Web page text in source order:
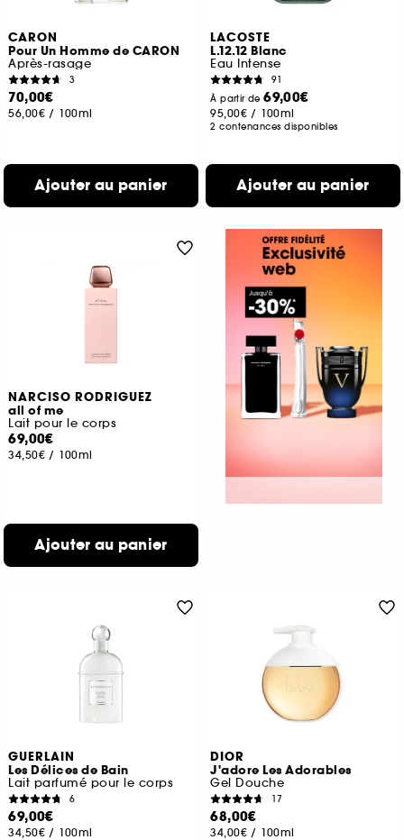
CARON
Pour Un Homme de CARON
Après-rasage
3
70,00€
56,00€ / 100ml
Ajouter au panier
LACOSTE
L.12.12 Blanc
Eau Intense
91
À partir de69,00€
95,00€ / 100ml
2 contenances disponibles
Ajouter au panier
NARCISO RODRIGUEZ
all of me
Lait pour le corps
69,00€
34,50€ / 100ml
Ajouter au panier
GUERLAIN
Les Délices de Bain
Lait parfumé pour le corps
6
69,00€
34,50€ / 100ml
DIOR
J'adore Les Adorables
Gel Douche
17
68,00€
34,00€ / 100ml